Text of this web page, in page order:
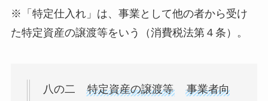
※「特定仕入れ」は、事業として他の者から受け
た特定資産の譲渡等をいう（消費税法第４条）。
八の二 特定資産の譲渡等
事業者向